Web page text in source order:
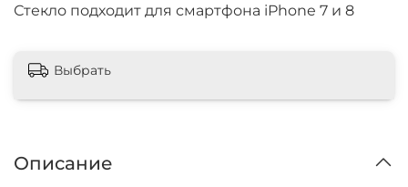
Стекло подходит для смартфона iPhone 7 и 8
Выбрать
Описание